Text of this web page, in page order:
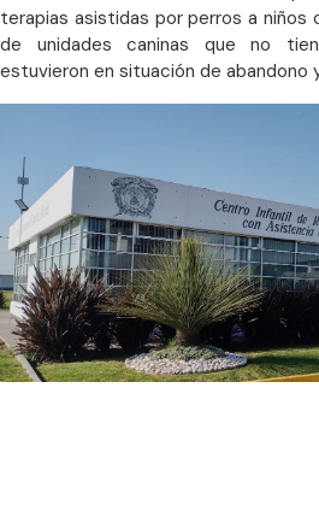
terapias asistidas por perros a niños
de unidades caninas que no
estuvieron en situación de abandono